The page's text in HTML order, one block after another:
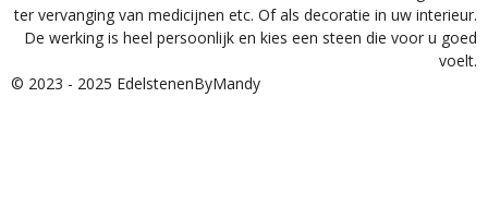
ter vervanging van medicijnen etc. Of als decoratie in uw interieur.
De werking is heel persoonlijk en kies een steen die voor u goed
voelt.
© 2023 - 2025 EdelstenenByMandy